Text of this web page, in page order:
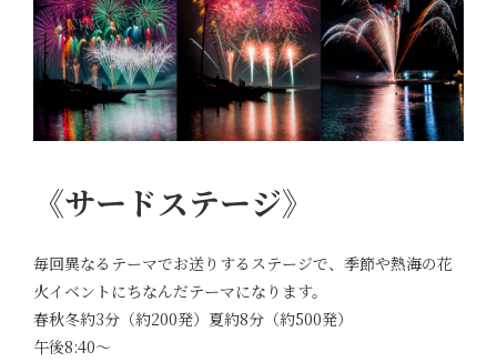
《サードステージ》
毎回異なるテーマでお送りするステージで、季節や熱海の花
火イベントにちなんだテーマになります。
春秋冬約3分（約200発）夏約8分（約500発）
午後8:40～